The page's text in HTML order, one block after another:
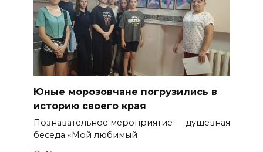
Юные морозовчане погрузились в
историю своего края
Познавательное мероприятие — душевная
беседа «Мой любимый